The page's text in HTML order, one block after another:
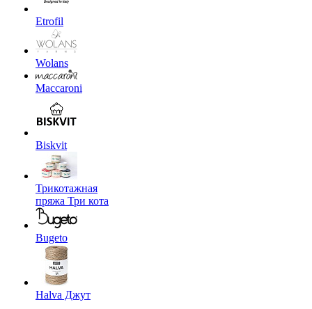
Etrofil
Wolans
Maccaroni
Biskvit
Трикотажная
пряжа Три кота
Bugeto
Halva Джут